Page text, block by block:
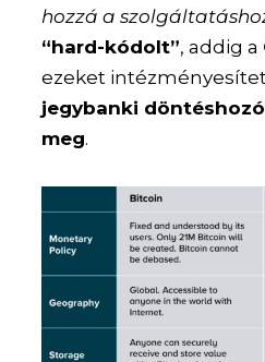
hozzá a
“hard-kódolt”, addig a
ezeket
jegybanki
meg.